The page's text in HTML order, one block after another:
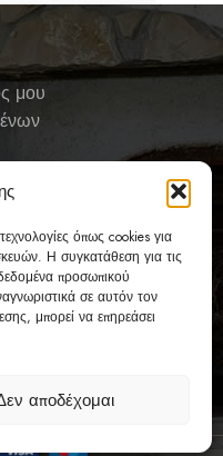
όπως cookies για
Η συγκατάθεση για τις
προσωπικού
σε αυτόν τον
μπορεί να επηρεάσει
αποδέχομαι
μου